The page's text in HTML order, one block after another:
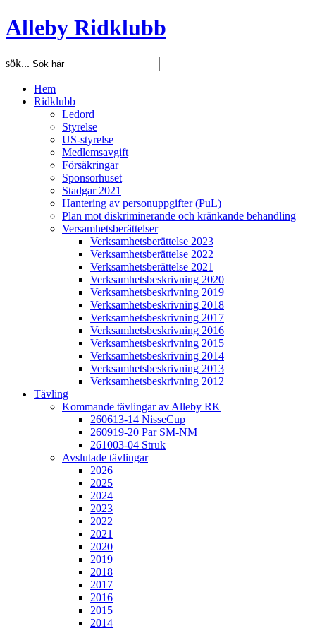
Alleby Ridklubb
sök...
Hem
Ridklubb
Ledord
Styrelse
US-styrelse
Medlemsavgift
Försäkringar
Sponsorhuset
Stadgar 2021
Hantering av personuppgifter (PuL)
Plan mot diskriminerande och kränkande behandling
Versamhetsberättelser
Verksamhetsberättelse 2023
Verksamhetsberättelse 2022
Verksamhetsberättelse 2021
Verksamhetsbeskrivning 2020
Verksamhetsbeskrivning 2019
Verksamhetsbeskrivning 2018
Verksamhetsbeskrivning 2017
Verksamhetsbeskrivning 2016
Verksamhetsbeskrivning 2015
Verksamhetsbeskrivning 2014
Verksamhetsbeskrivning 2013
Verksamhetsbeskrivning 2012
Tävling
Kommande tävlingar av Alleby RK
260613-14 NisseCup
260919-20 Par SM-NM
261003-04 Struk
Avslutade tävlingar
2026
2025
2024
2023
2022
2021
2020
2019
2018
2017
2016
2015
2014